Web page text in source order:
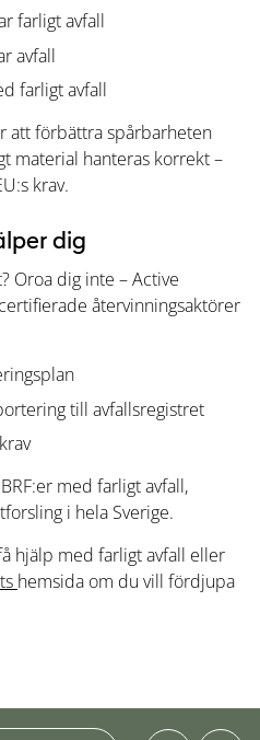
farligt avfall
avfall
farligt avfall
att förbättra spårbarheten
material hanteras korrekt –
krav.
dig
Oroa dig inte – Active
återvinningsaktörer
till avfallsregistret
med farligt avfall,
i hela Sverige.
hjälp med farligt avfall eller
hemsida om du vill fördjupa